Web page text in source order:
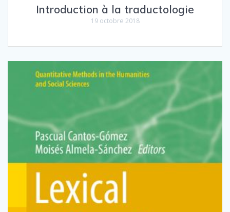
Introduction à la traductologie
19 octobre 2018